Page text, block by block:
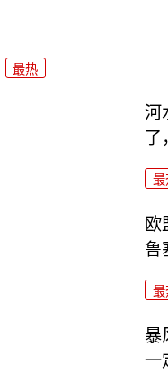
最热
河
了
最
欧
鲁
最
暴
一